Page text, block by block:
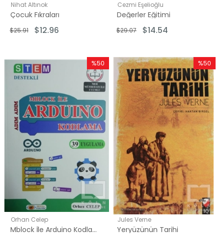
Nihat Altınok
Çocuk Fıkraları
$12.96
$25.91
Cezmi Eşelioğlu
Değerler Eğitimi
$14.54
$29.07
Orhan Celep
Mblock İle Arduino Kodlama
%50
İndirim
%50İndirim
Jules Verne
Yeryüzünün Tarihi
%50
İndirim